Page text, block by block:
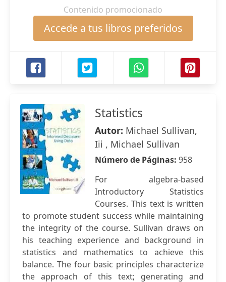
Contenido promocionado
Accede a tus libros preferidos
Statistics
Autor: Michael Sullivan,
Iii , Michael Sullivan
Número de Páginas: 958
For algebra-based
Introductory Statistics
Courses. This text is written
to promote student success while maintaining
the integrity of the course. Sullivan draws on
his teaching experience and background in
statistics and mathematics to achieve this
balance. The four basic principles characterize
the approach of this text; generating and